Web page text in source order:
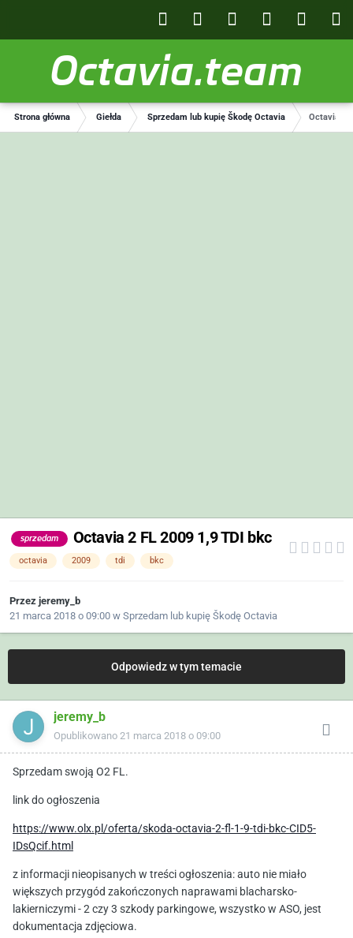
Octavia.team
Strona główna Giełda Sprzedam lub kupię Škodę Octavia Octavia 2
sprzedam Octavia 2 FL 2009 1,9 TDI bkc
octavia 2009 tdi bkc
Przez jeremy_b
21 marca 2018 o 09:00 w Sprzedam lub kupię Škodę Octavia
Odpowiedz w tym temacie
jeremy_b
Opublikowano 21 marca 2018 o 09:00
Sprzedam swoją O2 FL.
link do ogłoszenia
https://www.olx.pl/oferta/skoda-octavia-2-fl-1-9-tdi-bkc-CID5-
IDsQcif.html
z informacji nieopisanych w treści ogłoszenia: auto nie miało
większych przygód zakończonych naprawami blacharsko-
lakierniczymi - 2 czy 3 szkody parkingowe, wszystko w ASO, jest
dokumentacja zdjęciowa.